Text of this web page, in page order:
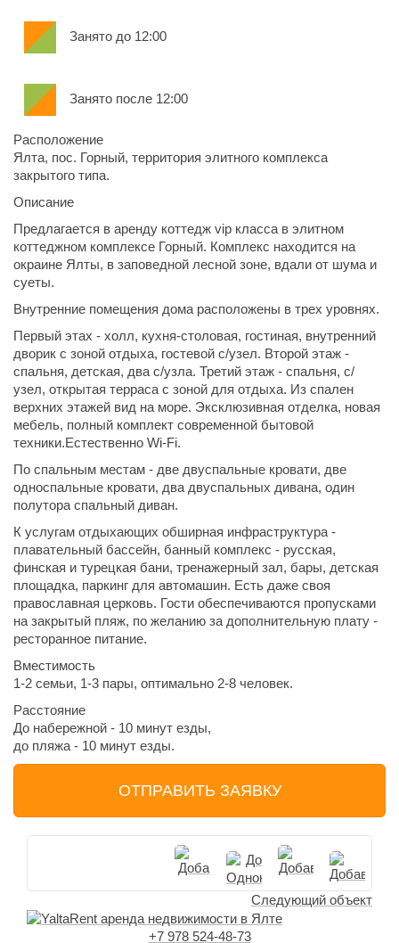
Занято до 12:00
Занято после 12:00
Расположение
Ялта, пос. Горный, территория элитного комплекса
закрытого типа.
Описание
Предлагается в аренду коттедж vip класса в элитном
коттеджном комплексе Горный. Комплекс находится на
окраине Ялты, в заповедной лесной зоне, вдали от шума и
суеты.
Внутренние помещения дома расположены в трех уровнях.
Первый этах - холл, кухня-столовая, гостиная, внутренний
дворик с зоной отдыха, гостевой с/узел. Второй этаж -
спальня, детская, два с/узла. Третий этаж - спальня, с/
узел, открытая терраса с зоной для отдыха. Из спален
верхних этажей вид на море. Эксклюзивная отделка, новая
мебель, полный комплект современной бытовой
техники.Естественно Wi-Fi.
По спальным местам - две двуспальные кровати, две
односпальные кровати, два двуспальных дивана, один
полутора спальный диван.
К услугам отдыхающих обширная инфраструктура -
плавательный бассейн, банный комплекс - русская,
финская и турецкая бани, тренажерный зал, бары, детская
площадка, паркинг для автомашин. Есть даже своя
православная церковь. Гости обеспечиваются пропусками
на закрытый пляж, по желанию за дополнительную плату -
ресторанное питание.
Вместимость
1-2 семьи, 1-3 пары, оптимально 2-8 человек.
Расстояние
До набережной - 10 минут езды,
до пляжа - 10 минут езды.
ОТПРАВИТЬ ЗАЯВКУ
Следующий объект
+7 978 524-48-73